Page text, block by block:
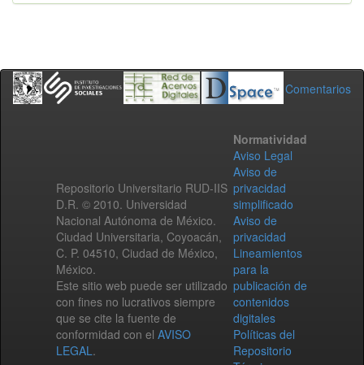
Comentarios
Repositorio Universitario RUD-IIS
D.R. © 2010. Universidad
Nacional Autónoma de México.
Ciudad Universitaria, Coyoacán,
C. P. 04510, Ciudad de México,
México.
Este sitio web puede ser utilizado
con fines no lucrativos siempre
que se cite la fuente de
conformidad con el AVISO
LEGAL.
Normatividad
Aviso Legal
Aviso de
privacidad
simplificado
Aviso de
privacidad
Lineamientos
para la
publicación de
contenidos
digitales
Políticas del
Repositorio